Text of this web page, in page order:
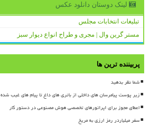
لینک دوستان دانلود عكس
تبلیغات انتخابات مجلس
مستر گرین وال | مجری و طراح انواع دیوار سبز
پربیننده ترین ها
شما نظر بدهید
زیر پوست پیامرسان های داخلی از باتری های داغ تا پیام های غیب شده
اعطای مجوز برای اپراتورهای تخصصی هوش مصنوعی در دستور کار
سفر میلیاردر رمز ارزی به مریخ